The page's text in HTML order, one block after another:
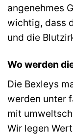
angenehmes
wichtig, dass
und die
Wo werden
Die Bexleys
werden unter
mit
Wir legen